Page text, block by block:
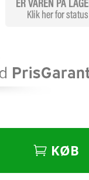
KØB